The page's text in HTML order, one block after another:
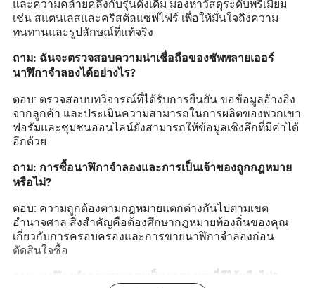
และความคล้ายคลึงกับรุ่นดั้งเดิม มองหาวัสดุระดับพรีเมียม
เช่น สแตนเลสและคริสตัลแซฟไฟร์ เพื่อให้มั่นใจถึงความ
ทนทานและรูปลักษณ์ที่แท้จริง
ถาม: ฉันจะตรวจสอบความน่าเชื่อถือของซัพพลายเออร์
นาฬิกาจำลองได้อย่างไร?
ตอบ: ตรวจสอบบทวิจารณ์ที่ได้รับการยืนยัน ขอข้อมูลอ้างอิง
จากลูกค้า และประเมินความสามารถในการผลิตของพวกเขา
ฟอรัมและชุมชนออนไลน์ยังสามารถให้ข้อมูลเชิงลึกที่มีค่าได้
อีกด้วย
ถาม: การซื้อนาฬิกาจำลองและการเป็นเจ้าของถูกกฎหมาย
หรือไม่?
ตอบ: ความถูกต้องตามกฎหมายแตกต่างกันไปตามเขต
อำนาจศาล สิ่งสำคัญคือต้องศึกษากฎหมายท้องถิ่นของคุณ
เกี่ยวกับการครอบครองและการขายนาฬิกาจำลองก่อน
ตัดสินใจซื้อ